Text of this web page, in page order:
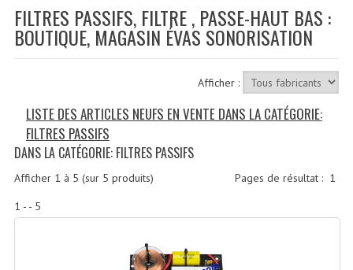
Location De Matériel
Le Matériel D´occasion
Recevoir Nos Promotions
CATÉGORIES
FILTRES PASSIFS, FILTRE , PASSE-HAUT BAS :
BOUTIQUE, MAGASIN ÉVAS SONORISATION
Afficher :
LISTE DES ARTICLES NEUFS EN VENTE DANS LA CATÉGORIE:
FILTRES PASSIFS
DANS LA CATÉGORIE: FILTRES PASSIFS
Pages de résultat : 1
Afficher 1 à 5 (sur 5 produits)
1 - - 5